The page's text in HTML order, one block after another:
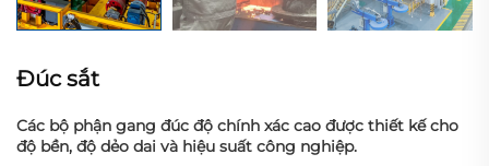
Đúc sắt
Các bộ phận gang đúc độ chính xác cao được thiết kế cho
độ bền, độ dẻo dai và hiệu suất công nghiệp.